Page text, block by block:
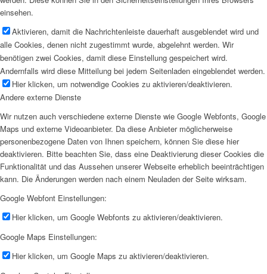
einsehen.
Aktivieren, damit die Nachrichtenleiste dauerhaft ausgeblendet wird und
alle Cookies, denen nicht zugestimmt wurde, abgelehnt werden. Wir
benötigen zwei Cookies, damit diese Einstellung gespeichert wird.
Andernfalls wird diese Mitteilung bei jedem Seitenladen eingeblendet werden.
Hier klicken, um notwendige Cookies zu aktivieren/deaktivieren.
Andere externe Dienste
Wir nutzen auch verschiedene externe Dienste wie Google Webfonts, Google
Maps und externe Videoanbieter. Da diese Anbieter möglicherweise
personenbezogene Daten von Ihnen speichern, können Sie diese hier
deaktivieren. Bitte beachten Sie, dass eine Deaktivierung dieser Cookies die
Funktionalität und das Aussehen unserer Webseite erheblich beeinträchtigen
kann. Die Änderungen werden nach einem Neuladen der Seite wirksam.
Google Webfont Einstellungen:
Hier klicken, um Google Webfonts zu aktivieren/deaktivieren.
Google Maps Einstellungen:
Hier klicken, um Google Maps zu aktivieren/deaktivieren.